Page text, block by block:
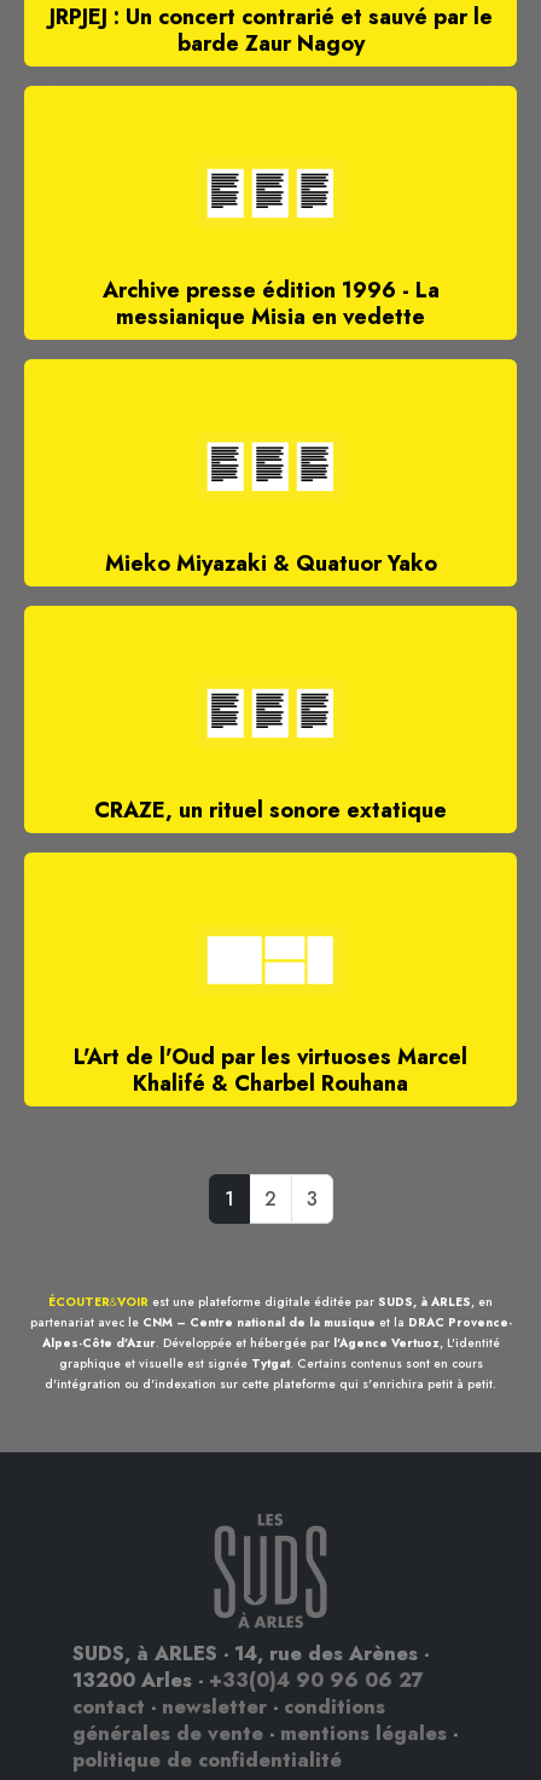
JRPJEJ : Un concert contrarié et sauvé par le
barde Zaur Nagoy
Archive presse édition 1996 - La
messianique Misia en vedette
Mieko Miyazaki & Quatuor Yako
CRAZE, un rituel sonore extatique
L'Art de l'Oud par les virtuoses Marcel
Khalifé & Charbel Rouhana
1 2 3
ÉCOUTER&VOIR est une plateforme digitale éditée par SUDS, à ARLES, en
partenariat avec le CNM – Centre national de la musique et la DRAC Provence-
Alpes-Côte d'Azur. Développée et hébergée par l'Agence Vertuoz, L'identité
graphique et visuelle est signée Tytgat. Certains contenus sont en cours
d'intégration ou d'indexation sur cette plateforme qui s'enrichira petit à petit.
SUDS, à ARLES - 14, rue des Arènes -
13200 Arles - +33(0)4 90 96 06 27
contact - newsletter - conditions
générales de vente - mentions légales -
politique de confidentialité